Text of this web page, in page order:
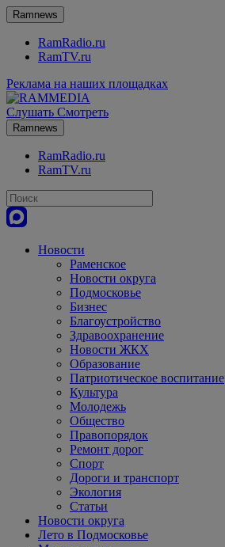
Ramnews
RamRadio.ru
RamTV.ru
Реклама на наших площадках
Слушать Смотреть
Ramnews
RamRadio.ru
RamTV.ru
Новости
Раменское
Новости округа
Подмосковье
Бизнес
Благоустройство
Здравоохранение
Новости ЖКХ
Образование
Патриотическое воспитание
Культура
Молодежь
Общество
Правопорядок
Ремонт дорог
Спорт
Дороги и транспорт
Экология
Статьи
Новости округа
Лето в Подмосковье